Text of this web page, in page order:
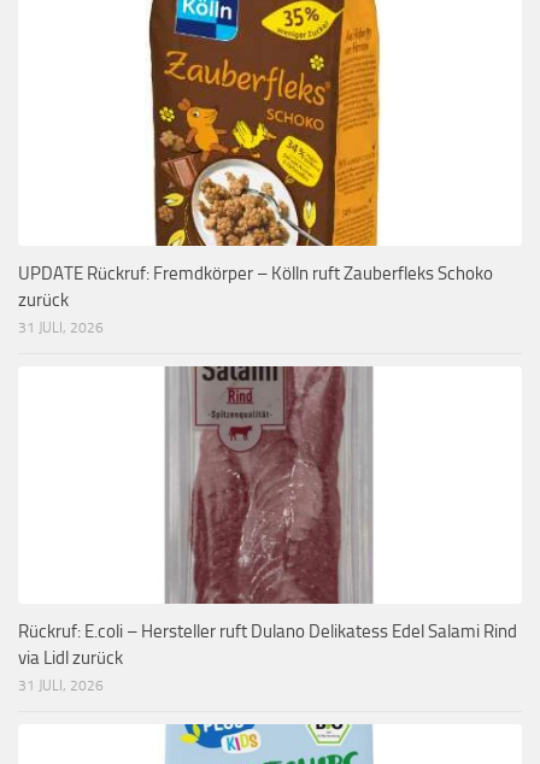
UPDATE Rückruf: Fremdkörper – Kölln ruft Zauberfleks Schoko
zurück
31 JULI, 2026
Rückruf: E.coli – Hersteller ruft Dulano Delikatess Edel Salami Rind
via Lidl zurück
31 JULI, 2026